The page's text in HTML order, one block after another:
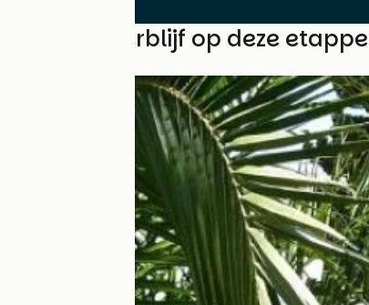
Vind uw verblijf op deze etappe